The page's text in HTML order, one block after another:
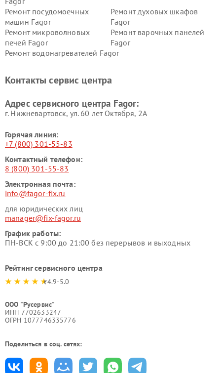
Ремонт посудомоечных
машин Fagor
Ремонт духовых шкафов
Fagor
Ремонт микроволновых
печей Fagor
Ремонт варочных панелей
Fagor
Ремонт водонагревателей Fagor
Контакты сервис центра
Адрес сервисного центра Fagor:
г. Нижневартовск, ул. 60 лет Октября, 2А
Горячая линия:
+7 (800) 301-55-83
Контактный телефон:
8 (800) 301-55-83
Электронная почта:
info@fagor-fix.ru
для юридических лиц
manager@fix-fagor.ru
График работы:
ПН-ВСК с 9:00 до 21:00 без перерывов и выходных
Рейтинг сервисного центра
4.9-5.0
ООО "Русервис"
ИНН 7702633247
ОГРН 1077746335776
Поделиться в соц. сетях: